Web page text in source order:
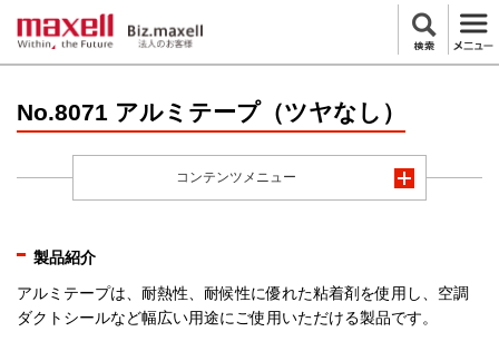
No.8071 アルミテープ（ツヤなし）
コンテンツメニュー
製品紹介
アルミテープは、耐熱性、耐候性に優れた粘着剤を使用し、空調
ダクトシールなど幅広い用途にご使用いただける製品です。